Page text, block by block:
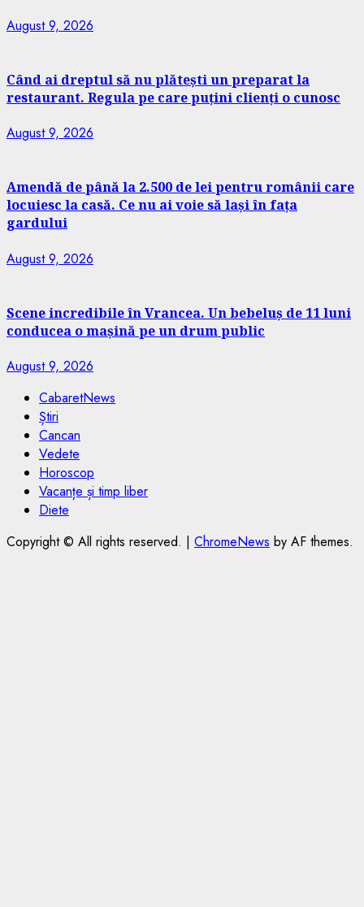
August 9, 2026
Când ai dreptul să nu plătești un preparat la
restaurant. Regula pe care puțini clienți o cunosc
August 9, 2026
Amendă de până la 2.500 de lei pentru românii care
locuiesc la casă. Ce nu ai voie să lași în fața
gardului
August 9, 2026
Scene incredibile în Vrancea. Un bebeluș de 11 luni
conducea o mașină pe un drum public
August 9, 2026
CabaretNews
Știri
Cancan
Vedete
Horoscop
Vacanțe și timp liber
Diete
Copyright © All rights reserved. | ChromeNews by AF themes.